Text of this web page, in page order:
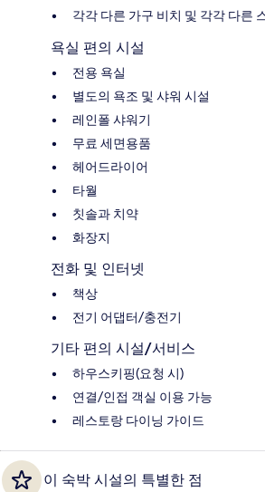
각각 다른 가구 비치 및 각각 다른
욕실 편의 시설
전용 욕실
별도의 욕조 및 샤워 시설
레인폴 샤워기
무료 세면용품
헤어드라이어
타월
칫솔과 치약
화장지
전화 및 인터넷
책상
전기 어댑터/충전기
기타 편의 시설/서비스
하우스키핑(요청 시)
연결/인접 객실 이용 가능
레스토랑 다이닝 가이드
이 숙박 시설의 특별한 점